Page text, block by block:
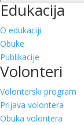
Edukacija
O edukaciji
Obuke
Publikacije
Volonteri
Volonterski program
Prijava volontera
Obuka volontera